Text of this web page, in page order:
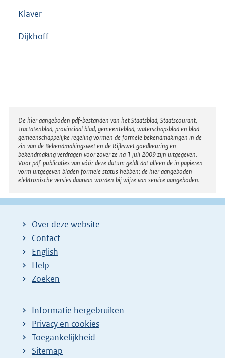
Klaver
Dijkhoff
Disclaimer
De hier aangeboden pdf-bestanden van het Staatsblad, Staatscourant,
Tractatenblad, provinciaal blad, gemeenteblad, waterschapsblad en blad
gemeenschappelijke regeling vormen de formele bekendmakingen in de
zin van de Bekendmakingswet en de Rijkswet goedkeuring en
bekendmaking verdragen voor zover ze na 1 juli 2009 zijn uitgegeven.
Voor pdf-publicaties van vóór deze datum geldt dat alleen de in papieren
vorm uitgegeven bladen formele status hebben; de hier aangeboden
elektronische versies daarvan worden bij wijze van service aangeboden.
Over deze website
Contact
English
Help
Zoeken
Informatie hergebruiken
Privacy en cookies
Toegankelijkheid
Sitemap